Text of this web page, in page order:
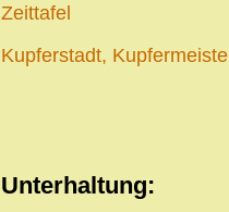
Zeittafel
Kupferstadt,
Unterhaltung: